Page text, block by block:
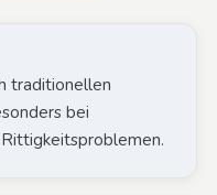
traditionellen
bei
Rittigkeitsproblemen.